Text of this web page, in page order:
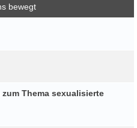
bewegt
Thema sexualisierte